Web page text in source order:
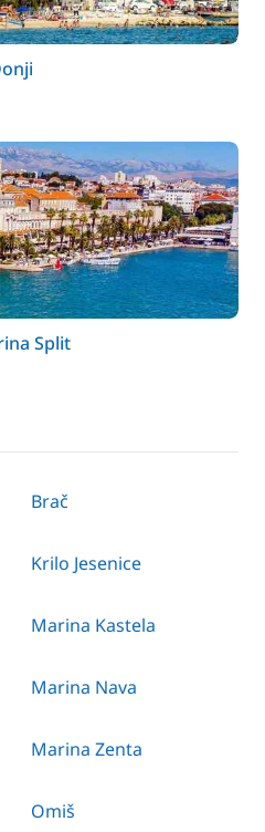
Split
Brač
Krilo Jesenice
Marina Kastela
Marina Nava
Marina Zenta
Omiš